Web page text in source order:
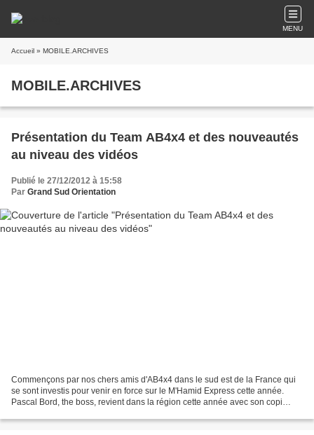
MENU
Accueil » MOBILE.ARCHIVES
MOBILE.ARCHIVES
Présentation du Team AB4x4 et des nouveautés
au niveau des vidéos
Publié le 27/12/2012 à 15:58
Par Grand Sud Orientation
Commençons par nos chers amis d'AB4x4 dans le sud est de la France qui
se sont investis pour venir en force sur le M'Hamid Express cette année.
Pascal Bord, the boss, revient dans la région cette année avec son copi